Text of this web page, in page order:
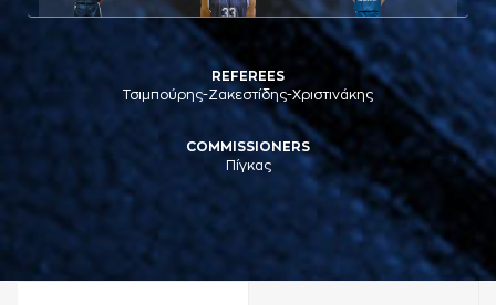
REFEREES
Τσιμπούρης-Ζακεστίδης-Χριστινάκης
COMMISSIONERS
Πίγκας